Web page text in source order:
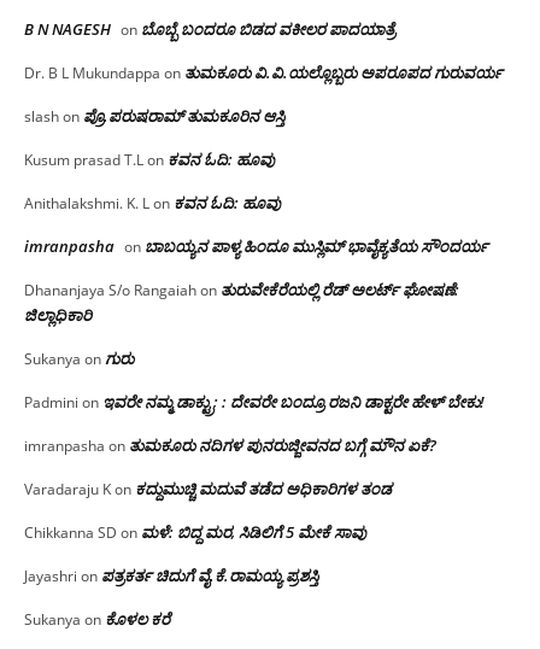
B N NAGESH on ಬೊಬ್ಬೆ ಬಂದರೂ ಬಿಡದ ವಕೀಲರ ಪಾದಯಾತ್ರೆ
Dr. B L Mukundappa on ತುಮಕೂರು‌ ವಿ.ವಿ.ಯಲ್ಲೊಬ್ಬರು ಅಪರೂಪದ ಗುರುವರ್ಯ
slashon ಪ್ರೊ.ಪರುಷರಾಮ್ ತುಮಕೂರಿನ ಆಸ್ತಿ
Kusum prasad T.Lon ಕವನ ಓದಿ: ಹೂವು
Anithalakshmi. K. Lon ಕವನ ಓದಿ: ಹೂವು
imranpasha on ಬಾಬಯ್ಯನ ಪಾಳ್ಯ ಹಿಂದೂ ಮುಸ್ಲಿಮ್ ಭಾವೈಕ್ಯತೆಯ ಸೌಂದರ್ಯ
Dhananjaya S/o Rangaiahon ತುರುವೇಕೆರೆಯಲ್ಲಿ ರೆಡ್ ಅಲರ್ಟ್ ಘೋಷಣೆ:
ಜಿಲ್ಲಾಧಿಕಾರಿ
Sukanya onಗುರು
Padmini on ಇವರೇ ನಮ್ಮ ಡಾಕ್ಟ್ರು; : ದೇವರೇ ಬಂದ್ರೂ ರಜನಿ ಡಾಕ್ಟರೇ ಹೇಳ್ ಬೇಕು!
imranpasha on ತುಮಕೂರು ನದಿಗಳ ಪುನರುಜ್ಜೀವನದ ಬಗ್ಗೆ ಮೌನ ಏಕೆ?
Varadaraju Kon ಕದ್ದುಮುಚ್ಚಿ ಮದುವೆ ತಡೆದ ಅಧಿಕಾರಿಗಳ ತಂಡ
Chikkanna SD on ಮಳೆ: ಬಿದ್ದ ಮರ, ಸಿಡಿಲಿಗೆ 5 ಮೇಕೆ ಸಾವು
Jayashri on ಪತ್ರಕರ್ತ ಚಿದುಗೆ ವೈ.ಕೆ.ರಾಮಯ್ಯ ಪ್ರಶಸ್ತಿ
Sukanya on ಕೊಳಲ ಕರೆ